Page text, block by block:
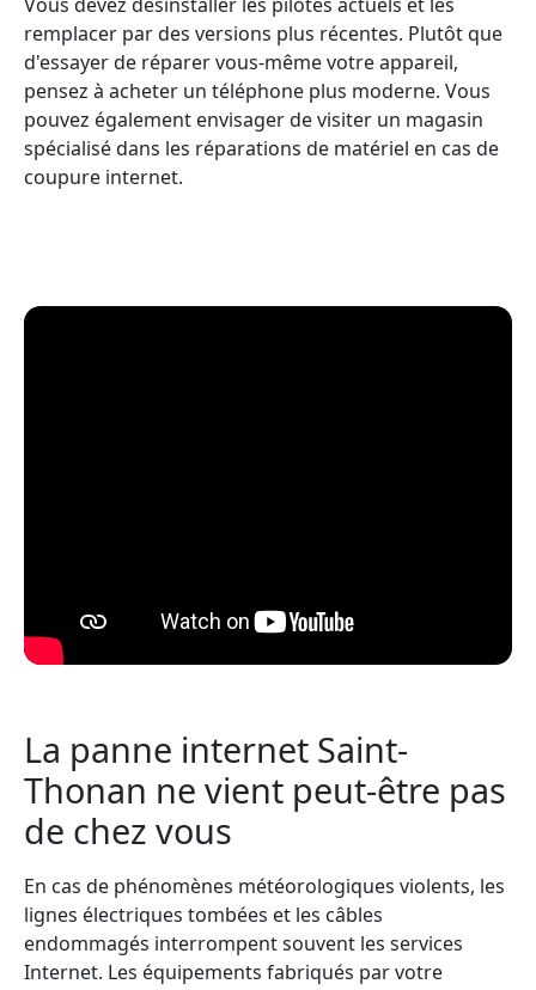
remplacer par des versions plus récentes. Plutôt que
d'essayer de réparer vous-même votre appareil,
pensez à acheter un téléphone plus moderne. Vous
pouvez également envisager de visiter un magasin
spécialisé dans les réparations de matériel en cas de
coupure internet.
La panne internet Saint-
Thonan ne vient peut-être pas
de chez vous
En cas de phénomènes météorologiques violents, les
lignes électriques tombées et les câbles
endommagés interrompent souvent les services
Internet. Les équipements fabriqués par votre